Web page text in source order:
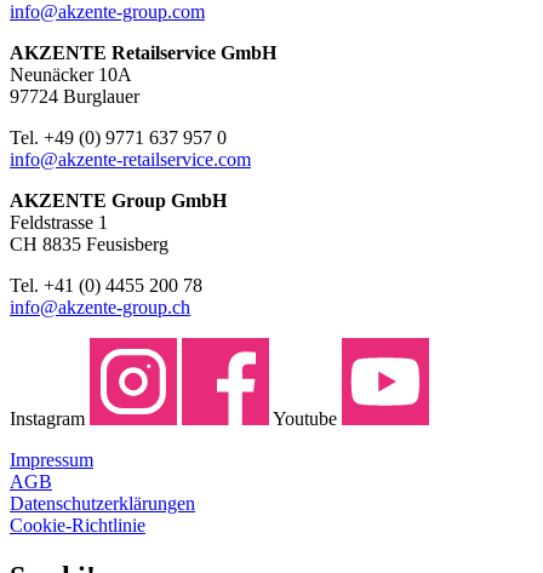
info@akzente-group.com
AKZENTE Retailservice GmbH
Neunäcker 10A
97724 Burglauer
Tel. +49 (0) 9771 637 957 0
info@akzente-retailservice.com
AKZENTE Group GmbH
Feldstrasse 1
CH 8835 Feusisberg
Tel. +41 (0) 4455 200 78
info@akzente-group.ch
Instagram
Youtube
Impressum
AGB
Datenschutzerklärungen
Cookie-Richtlinie